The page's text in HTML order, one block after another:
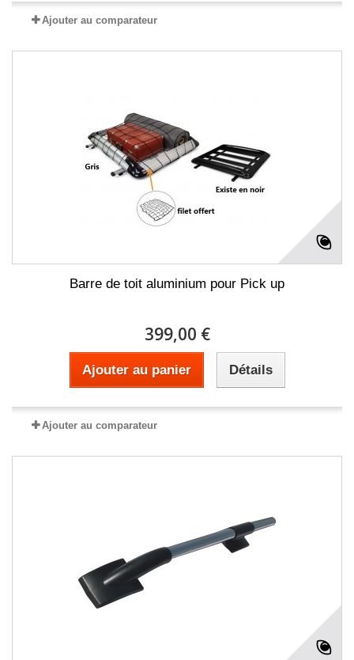
Ajouter au comparateur
Barre de toit aluminium pour Pick up
399,00 €
Ajouter au panier Détails
Ajouter au comparateur